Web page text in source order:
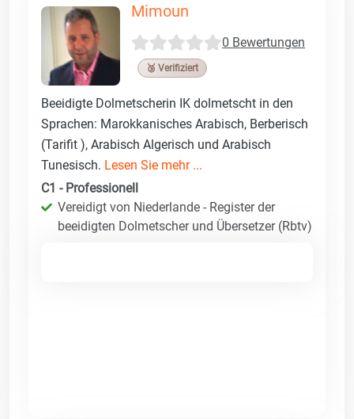
Mimoun
0 Bewertungen
🥉 Verifiziert
Beeidigte Dolmetscherin IK dolmetscht in den
Sprachen: Marokkanisches Arabisch, Berberisch
(Tarifit ), Arabisch Algerisch und Arabisch
Tunesisch. Lesen Sie mehr ...
C1 - Professionell
Vereidigt von Niederlande - Register der
beeidigten Dolmetscher und Übersetzer (Rbtv)